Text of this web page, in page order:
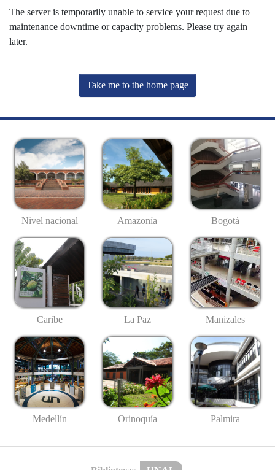
The server is temporarily unable to service your request due to
maintenance downtime or capacity problems. Please try again
later.
Take me to the home page
Nivel nacional Amazonía Bogotá
Caribe La Paz Manizales
Medellín Orinoquía Palmira